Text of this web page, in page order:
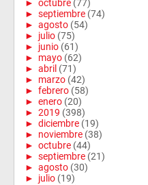
► octubre (77)
► septiembre (74)
► agosto (54)
► julio (75)
► junio (61)
► mayo (62)
► abril (71)
► marzo (42)
► febrero (58)
► enero (20)
► 2019 (398)
► diciembre (19)
► noviembre (38)
► octubre (44)
► septiembre (21)
► agosto (30)
► julio (19)